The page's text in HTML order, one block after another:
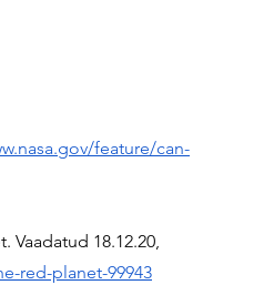
feature/can-
Vaadatud 18.12.20,
red-planet-99943